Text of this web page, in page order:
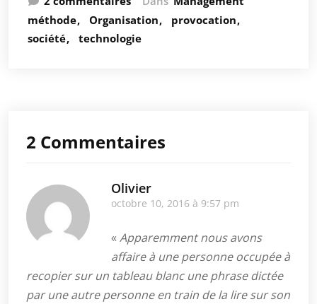
méthode
Organisation
provocation
société
technologie
2 Commentaires
Olivier
octobre 10, 2016 à 9:57 pm
« Apparemment nous avons
affaire à une personne occupée à
recopier sur un tableau blanc une phrase dictée
par une autre personne en train de la lire sur son